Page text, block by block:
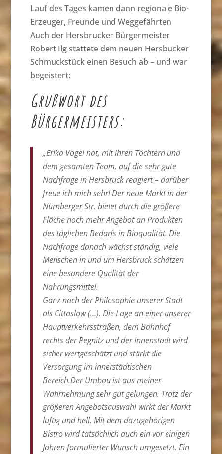
Lauf des Tages kamen dann regionale Bio-
Erzeuger, Freunde und Weggefährten
Auch der Hersbrucker Bürgermeister
Robert Ilg stattete dem neuen Hersbucker
Schmuckstück einen Besuch ab – und war
begeistert:
Grußwort des
Bürgermeisters:
„Erika Vogel hat, mit ihren Töchtern und
dem gesamten Team, auf die sehr gute
Nachfrage in Hersbruck reagiert – darüber
freue ich mich sehr! Der neue Markt in der
Nürnberger Str. bietet durch die größere
Fläche noch mehr Angebot an Produkten
des täglichen Bedarfs in Bioqualität. Die
Nachfrage danach wächst ständig, viele
Menschen in und um Hersbruck schätzen
eine besondere Qualität der
Nahrungsmittel.
Ganz nach der Philosophie unserer Stadt
als Cittaslow (…). Die Lage an einer unserer
Hauptverkehrsstraßen, dem Bahnhof
rechts der Pegnitz und der Innenstadt wird
sicher wertgeschätzt und stärkt die
Versorgung im innerstädtischen
Bereich.Der Umbau ist aus meiner
Wahrnehmung sehr gut gelungen. Trotz der
größeren Angebotsauswahl wirkt der Markt
luftig und hell. Mit dem dazugehörigen
Bistro wird tatsächlich auch ein vor einigen
Jahren formulierter Wunsch umgesetzt. Ein